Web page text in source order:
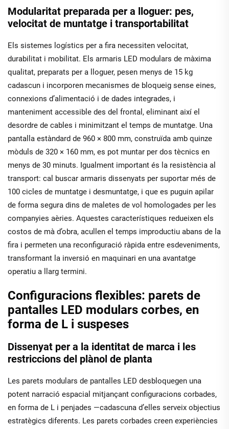
Modularitat preparada per a lloguer: pes,
velocitat de muntatge i transportabilitat
Els sistemes logístics per a fira necessiten velocitat,
durabilitat i mobilitat. Els armaris LED modulars de màxima
qualitat, preparats per a lloguer, pesen menys de 15 kg
cadascun i incorporen mecanismes de bloqueig sense eines,
connexions d’alimentació i de dades integrades, i
manteniment accessible des del frontal, eliminant així el
desordre de cables i minimitzant el temps de muntatge. Una
pantalla estàndard de 960 × 800 mm, construïda amb quinze
mòduls de 320 × 160 mm, es pot muntar per dos tècnics en
menys de 30 minuts. Igualment important és la resistència al
transport: cal buscar armaris dissenyats per suportar més de
100 cicles de muntatge i desmuntatge, i que es puguin apilar
de forma segura dins de maletes de vol homologades per les
companyies aèries. Aquestes característiques redueixen els
costos de mà d’obra, acullen el temps improductiu abans de la
fira i permeten una reconfiguració ràpida entre esdeveniments,
transformant la inversió en maquinari en una avantatge
operatiu a llarg termini.
Configuracions flexibles: parets de
pantalles LED modulars corbes, en
forma de L i suspeses
Dissenyat per a la identitat de marca i les
restriccions del plànol de planta
Les parets modulars de pantalles LED desbloquegen una
potent narració espacial mitjançant configuracions corbades,
en forma de L i penjades —cadascuna d’elles serveix objectius
estratègics diferents. Les parets corbades creen experiències